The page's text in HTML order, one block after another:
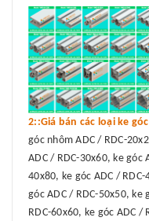
2::Giá bán các loại ke
góc nhôm ADC / RDC-
ADC / RDC-30x60, ke góc
40x80, ke góc ADC /
góc ADC / RDC-50x50, ke
RDC-60x60, ke góc ADC /